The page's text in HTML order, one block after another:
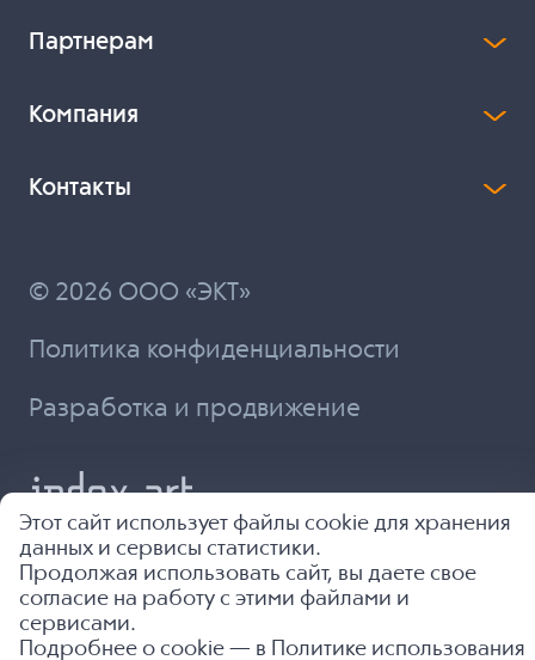
Партнерам
Компания
Контакты
© 2026 ООО «ЭКТ»
Политика конфиденциальности
Разработка и продвижение
Этот сайт использует файлы cookie для хранения
данных и сервисы статистики.
Продолжая использовать сайт, вы даете свое
согласие на работу с этими файлами и
сервисами.
Подробнее о cookie — в
Политике использования